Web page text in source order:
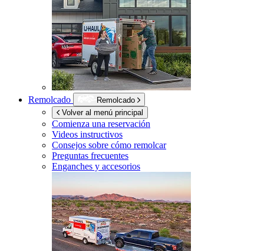
Remolcado
Remolcado
Volver al menú principal
Comienza una reservación
Videos instructivos
Consejos sobre cómo remolcar
Preguntas frecuentes
Enganches y accesorios